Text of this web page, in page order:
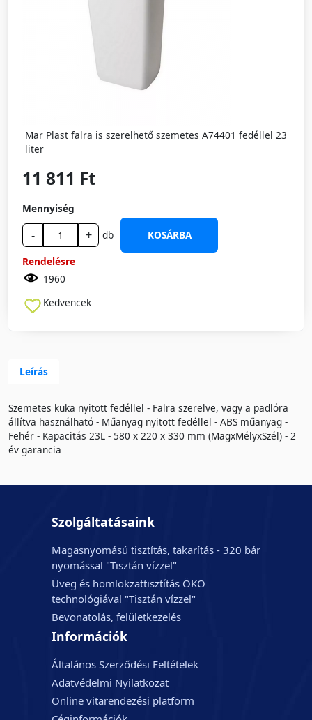
Mar Plast falra is szerelhető szemetes A74401 fedéllel 23
liter
11 811 Ft
Mennyiség
- + db
KOSÁRBA
Rendelésre
1960
Kedvencek
Leírás
Szemetes kuka nyitott fedéllel - Falra szerelve, vagy a padlóra
állítva használható - Műanyag nyitott fedéllel - ABS műanyag -
Fehér - Kapacitás 23L - 580 x 220 x 330 mm (MagxMélyxSzél) - 2
év garancia
Szolgáltatásaink
Magasnyomású tisztítás, takarítás - 320 bár
nyomással "Tisztán vízzel"
Üveg és homlokzattisztítás ÖKO
technológiával "Tisztán vízzel"
Bevonatolás, felületkezelés
Információk
Általános Szerződési Feltételek
Adatvédelmi Nyilatkozat
Online vitarendezési platform